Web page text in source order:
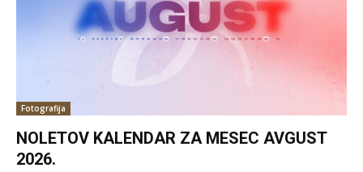
Fotografija
NOLETOV KALENDAR ZA MESEC AVGUST
2026.